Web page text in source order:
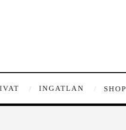
INGATLAN SHOP